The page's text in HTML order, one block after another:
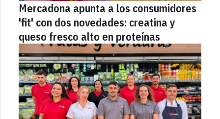
Mercadona apunta a los consumidores
'fit' con dos novedades: creatina y
queso fresco alto en proteínas